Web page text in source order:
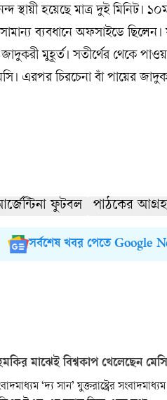
হয়েছে মাত্র দুই মিনিট। ১০ম
সামান্য ব্যবধানে অফসাইডে
মুহূর্ত। সতীর্থের থেকে
এরপর চিরচেনা বাঁ পায়ের
ফুটবল পাঠকের আগ্রহ
সর্বশেষ খবর পেতে Google
মাঝেই বিশ্বকাপ খেলেছেন মেসি
‘দ্য সান’ যুক্তরাষ্ট্রের সংবাদমাধ্যম